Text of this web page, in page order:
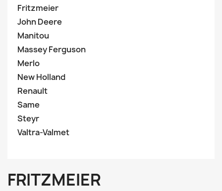
Fritzmeier
John Deere
Manitou
Massey Ferguson
Merlo
New Holland
Renault
Same
Steyr
Valtra-Valmet
FRITZMEIER